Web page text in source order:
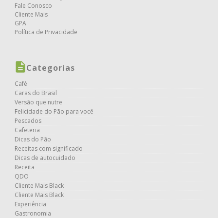
Fale Conosco
Cliente Mais
GPA
Política de Privacidade
Categorias
Café
Caras do Brasil
Versão que nutre
Felicidade do Pão para você
Pescados
Cafeteria
Dicas do Pão
Receitas com significado
Dicas de autocuidado
Receita
QDO
Cliente Mais Black
Cliente Mais Black
Experiência
Gastronomia